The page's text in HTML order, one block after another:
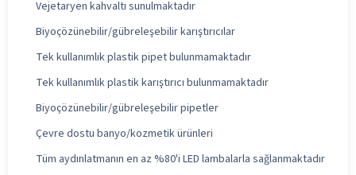
Vejetaryen kahvaltı sunulmaktadır
Biyoçözünebilir/gübreleşebilir karıştırıcılar
Tek kullanımlık plastik pipet bulunmamaktadır
Tek kullanımlık plastik karıştırıcı bulunmamaktadır
Biyoçözünebilir/gübreleşebilir pipetler
Çevre dostu banyo/kozmetik ürünleri
Tüm aydınlatmanın en az %80'i LED lambalarla sağlanmaktadır